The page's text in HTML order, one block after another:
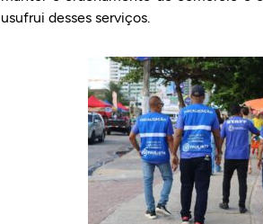
usufrui desses serviços.